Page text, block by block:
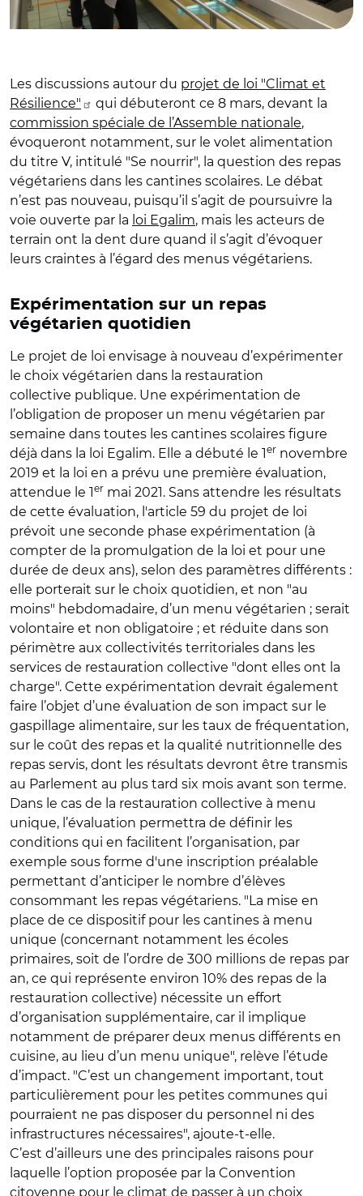
Les discussions autour du projet de loi "Climat et
Résilience"
qui débuteront ce 8 mars, devant la
commission spéciale de l’Assemble nationale,
évoqueront notamment, sur le volet alimentation
du titre V, intitulé "Se nourrir", la question des repas
végétariens dans les cantines scolaires. Le débat
n’est pas nouveau, puisqu’il s’agit de poursuivre la
voie ouverte par la loi Egalim, mais les acteurs de
terrain ont la dent dure quand il s’agit d’évoquer
leurs craintes à l’égard des menus végétariens.
Expérimentation sur un repas
végétarien quotidien
Le projet de loi envisage à nouveau d’expérimenter
le choix végétarien dans la restauration
collective publique. Une expérimentation de
l’obligation de proposer un menu végétarien par
semaine dans toutes les cantines scolaires figure
déjà dans la loi Egalim. Elle a débuté le 1er novembre
2019 et la loi en a prévu une première évaluation,
attendue le 1er mai 2021. Sans attendre les résultats
de cette évaluation, l'article 59 du projet de loi
prévoit une seconde phase expérimentation (à
compter de la promulgation de la loi et pour une
durée de deux ans), selon des paramètres différents :
elle porterait sur le choix quotidien, et non "au
moins" hebdomadaire, d’un menu végétarien ; serait
volontaire et non obligatoire ; et réduite dans son
périmètre aux collectivités territoriales dans les
services de restauration collective "dont elles ont la
charge". Cette expérimentation devrait également
faire l’objet d’une évaluation de son impact sur le
gaspillage alimentaire, sur les taux de fréquentation,
sur le coût des repas et la qualité nutritionnelle des
repas servis, dont les résultats devront être transmis
au Parlement au plus tard six mois avant son terme.
Dans le cas de la restauration collective à menu
unique, l’évaluation permettra de définir les
conditions qui en facilitent l’organisation, par
exemple sous forme d'une inscription préalable
permettant d’anticiper le nombre d’élèves
consommant les repas végétariens. "La mise en
place de ce dispositif pour les cantines à menu
unique (concernant notamment les écoles
primaires, soit de l’ordre de 300 millions de repas par
an, ce qui représente environ 10% des repas de la
restauration collective) nécessite un effort
d’organisation supplémentaire, car il implique
notamment de préparer deux menus différents en
cuisine, au lieu d’un menu unique", relève l’étude
d’impact. "C’est un changement important, tout
particulièrement pour les petites communes qui
pourraient ne pas disposer du personnel ni des
infrastructures nécessaires", ajoute-t-elle.
C’est d’ailleurs une des principales raisons pour
laquelle l’option proposée par la Convention
citoyenne pour le climat de passer à un choix